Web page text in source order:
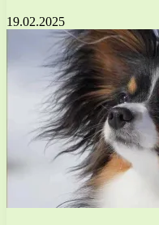
19.02.2025